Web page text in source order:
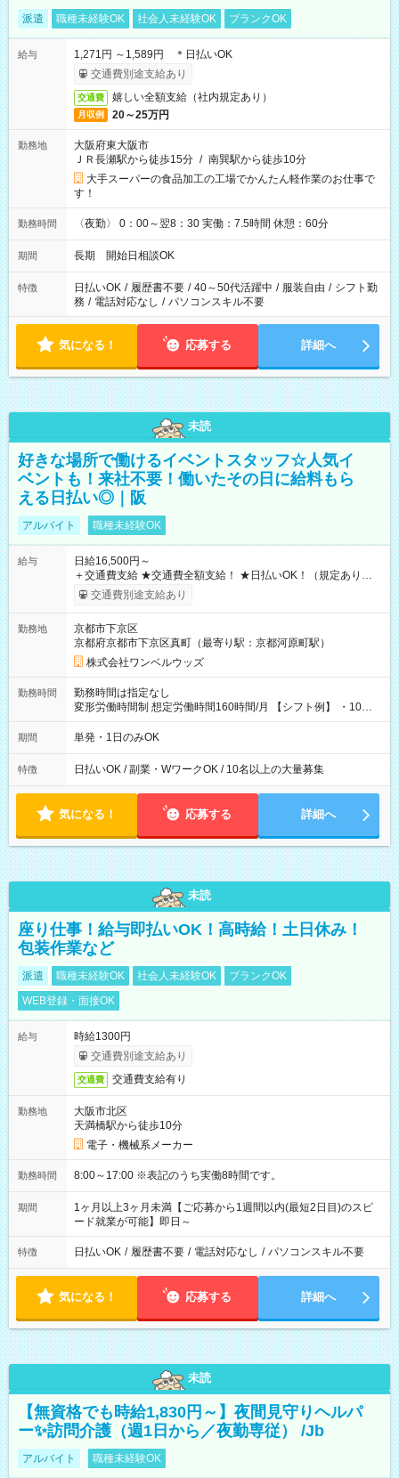
派遣 職種未経験OK 社会人未経験OK ブランクOK
給与
1,271円 ～1,589円 ＊日払いOK
交通費別途支給あり
交通費 嬉しい全額支給（社内規定あり）
月収例 20～25万円
勤務地
大阪府東大阪市
ＪＲ長瀬駅から徒歩15分 / 南巽駅から徒歩10分
大手スーパーの食品加工の工場でかんたん軽作業のお仕事で
す！
勤務時間 〈夜勤〉 0：00～翌8：30 実働：7.5時間 休憩：60分
期間 長期 開始日相談OK
特徴 日払いOK / 履歴書不要 / 40～50代活躍中 / 服装自由 / シフト勤
務 / 電話対応なし / パソコンスキル不要
気になる！ 応募する 詳細へ
未読
好きな場所で働けるイベントスタッフ☆人気イ
ベントも！来社不要！働いたその日に給料もら
える日払い◎｜阪
アルバイト 職種未経験OK
給与
日給16,500円～
＋交通費支給 ★交通費全額支給！ ★日払いOK！（規定あり） ┗
働いたその日に現金GET♪ お仕事後はコンビニATMから 日払
交通費別途支給あり
勤務地
京都市下京区
京都府京都市下京区真町（最寄り駅：京都河原町駅）
株式会社ワンベルウッズ
勤務時間
勤務時間は指定なし
変形労働時間制 想定労働時間160時間/月 【シフト例】 ・10：
00～20：00
期間 単発・1日のみOK
特徴 日払いOK / 副業・WワークOK / 10名以上の大量募集
気になる！ 応募する 詳細へ
未読
座り仕事！給与即払いOK！高時給！土日休み！
包装作業など
派遣 職種未経験OK 社会人未経験OK
ブランクOK
WEB登録・面接OK
給与
時給1300円
交通費別途支給あり
交通費 交通費支給有り
勤務地
大阪市北区
天満橋駅から徒歩10分
電子・機械系メーカー
勤務時間 8:00～17:00 ※表記のうち実働8時間です。
期間
1ヶ月以上3ヶ月未満【ご応募から1週間以内(最短2日目)のスピ
ード就業が可能】即日～
特徴 日払いOK / 履歴書不要 / 電話対応なし / パソコンスキル不要
気になる！ 応募する 詳細へ
未読
【無資格でも時給1,830円～】夜間見守りヘルパ
ー✨訪問介護（週1日から／夜勤専従） /Jb
アルバイト 職種未経験OK